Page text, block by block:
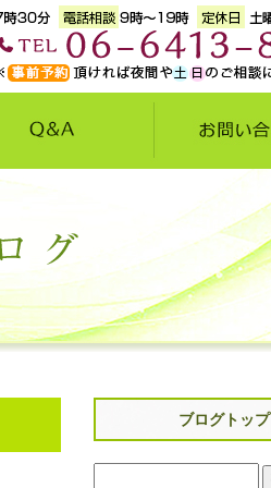
ブログトップ